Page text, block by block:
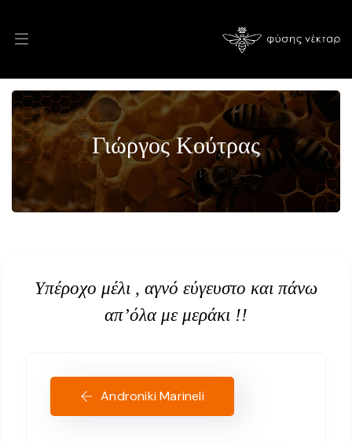
Γιώργος Κούτρας
Υπέροχο μέλι , αγνό εύγευστο και πάνω
απ’όλα με μεράκι !!
Androniki Marineli